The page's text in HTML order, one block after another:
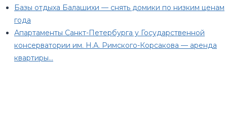
Базы отдыха Балашихи — снять домики по низким ценам
года
Апартаменты Санкт-Петербурга у Государственной
консерватории им. Н.А. Римского-Корсакова — аренда
квартиры…